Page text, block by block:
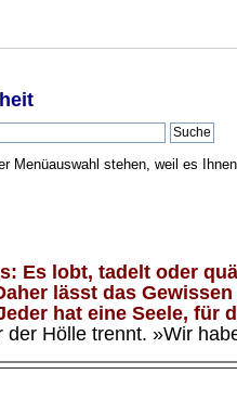
Menüauswahl stehen, weil es
Es lobt, tadelt oder
lässt das
hat eine Seele, für
Hölle trennt. »Wir